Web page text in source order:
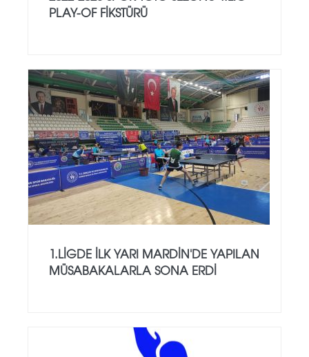
PLAY-OF FİKSTÜRÜ
1.LİGDE İLK YARI MARDİN'DE YAPILAN
MÜSABAKALARLA SONA ERDİ